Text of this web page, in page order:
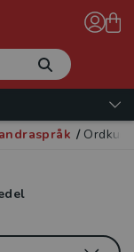
/